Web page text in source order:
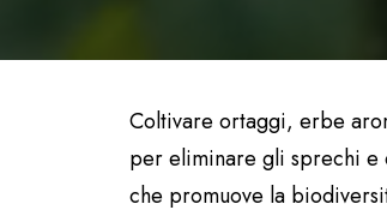
Coltivare ortaggi, erbe
per eliminare gli sprechi e
che promuove la